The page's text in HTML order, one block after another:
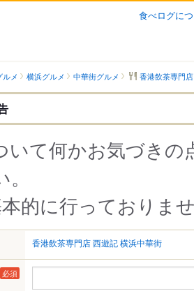
食べログに
メ 横浜グルメ 中華街グルメ 香港飲茶専門
いて何かお気づき
的に行っておりま
香港飲茶専門店 西遊記 横浜中華街
必須